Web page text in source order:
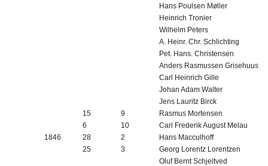
Hans Poulsen Møller
Heinrich Tronier
Wilhelm Peters
A. Heinr. Chr. Schlichting
Pet. Hans. Christensen
Anders Rasmussen Grisehuus
Carl Heinrich Gille
Johan Adam Walter
Jens Lauritz Birck
15
9
Rasmus Mortensen
6
10
Carl Frederik August Melau
1846
28 2
Hans Macculhoff
25
3
Georg Lorentz Lorentzen
Oluf Bernt Schjeltved